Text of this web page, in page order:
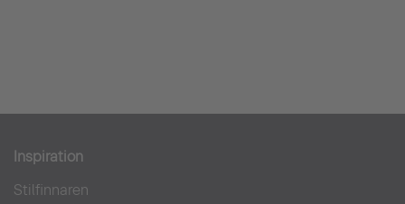
Inspiration
Stilfinnaren